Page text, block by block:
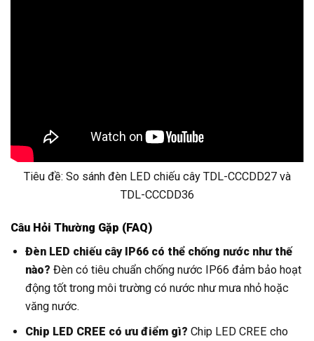
Tiêu đề: So sánh đèn LED chiếu cây TDL-CCCDD27 và
TDL-CCCDD36
Câu Hỏi Thường Gặp (FAQ)
Đèn LED chiếu cây IP66 có thể chống nước như thế
nào? Đèn có tiêu chuẩn chống nước IP66 đảm bảo hoạt
động tốt trong môi trường có nước như mưa nhỏ hoặc
văng nước.
Chip LED CREE có ưu điểm gì? Chip LED CREE cho